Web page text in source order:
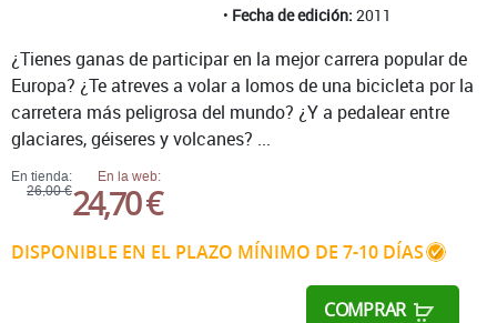
Fecha de edición: 2011
En tienda:
26,00 €
En la web:
24,70 €
DISPONIBLE EN EL PLAZO MÍNIMO DE 7-10 DÍAS
COMPRAR
¿Tienes ganas de participar en la mejor carrera popular de
Europa? ¿Te atreves a volar a lomos de una bicicleta por la
carretera más peligrosa del mundo? ¿Y a pedalear entre
glaciares, géiseres y volcanes? ...